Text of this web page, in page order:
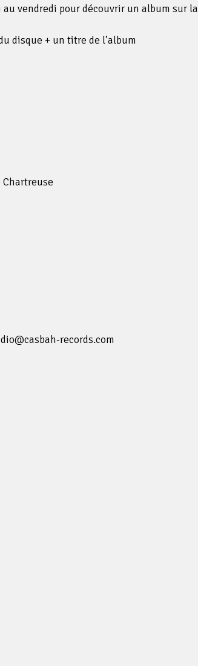
vendredi pour découvrir un album sur la
disque + un titre de l’album
Chartreuse
records.com